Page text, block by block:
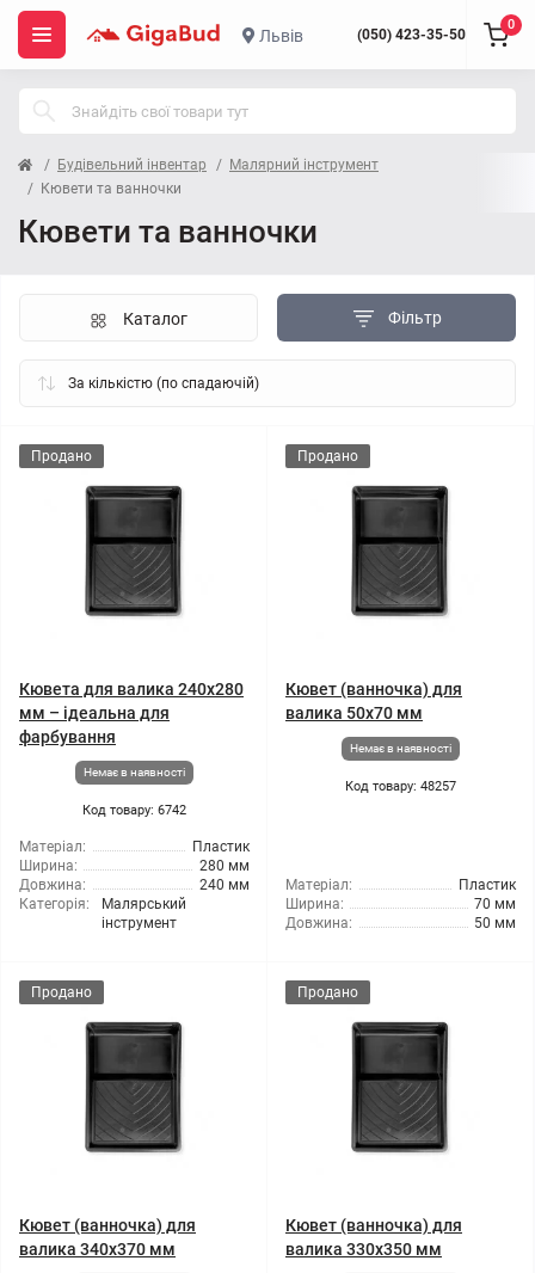
Львів (050) 423-35-50
0
Будівельний інвентар
Малярний інструмент
Кювети та ванночки
Кювети та ванночки
Фільтр
Каталог
Продано
Кювета для валика 240x280
мм – ідеальна для
фарбування
Немає в наявності
Код товару: 6742
Матеріал:
Пластик
Ширина:
280 мм
Довжина:
240 мм
Категорія:
Малярський
інструмент
Продано
Кювет (ванночка) для
валика 50x70 мм
Немає в наявності
Код товару: 48257
Матеріал:
Пластик
Ширина:
70 мм
Довжина:
50 мм
Продано
Кювет (ванночка) для
валика 340x370 мм
Продано
Кювет (ванночка) для
валика 330x350 мм